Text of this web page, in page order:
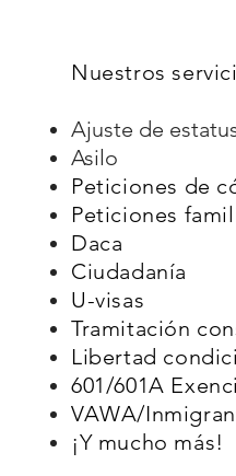
Nuestros
Ajuste de
Asilo
Peticiones de
Peticiones
Daca
Ciudadanía
U-visas
Tramitación
Libertad
601/601A
VAWA/
¡Y mucho más!